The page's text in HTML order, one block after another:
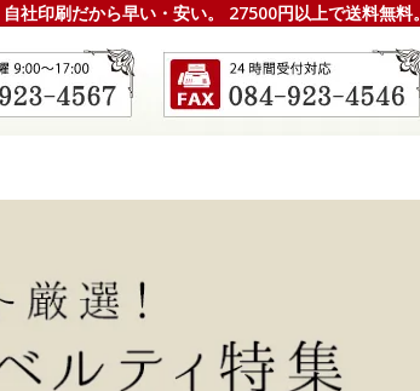
社印刷だから早い・安い。 27500円以上で送料無料。